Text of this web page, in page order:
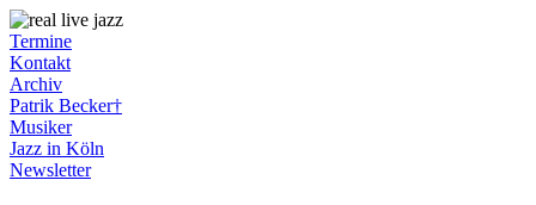
Termine
Kontakt
Archiv
Patrik Becker†
Musiker
Jazz in Köln
Newsletter